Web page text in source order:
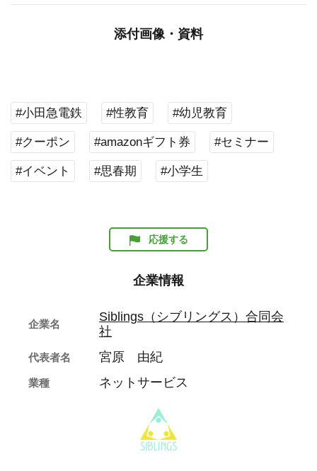
添付画像・資料
#小田急電鉄 #性教育 #幼児教育
#クーポン #amazonギフト券 #セミナー
#イベント #思春期 #小学生
応援する
企業情報
企業名
Siblings（シブリングス）合同会
社
代表者名 宮原 由紀
業種 ネットサービス